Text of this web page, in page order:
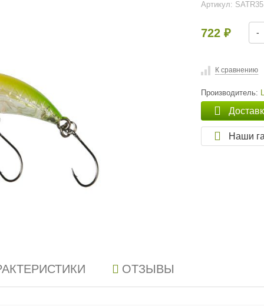
Артикул:
722₽ -
К сравнению
Производитель:
Наши
ОТЗЫВЫ